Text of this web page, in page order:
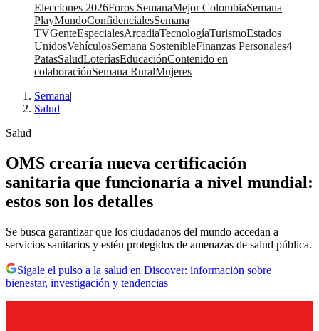
Elecciones 2026Foros SemanaMejor ColombiaSemana
PlayMundoConfidencialesSemana
TVGenteEspecialesArcadiaTecnologíaTurismoEstados
UnidosVehículosSemana SostenibleFinanzas Personales4
PatasSaludLoteríasEducaciónContenido en
colaboraciónSemana RuralMujeres
Semana|
Salud
Salud
OMS crearía nueva certificación
sanitaria que funcionaría a nivel mundial:
estos son los detalles
Se busca garantizar que los ciudadanos del mundo accedan a
servicios sanitarios y estén protegidos de amenazas de salud pública.
Sígale el pulso a la salud en Discover: información sobre
bienestar, investigación y tendencias